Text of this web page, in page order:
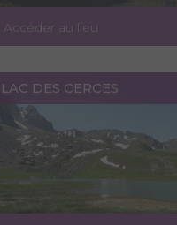
Accéder au lieu
DES CERCES